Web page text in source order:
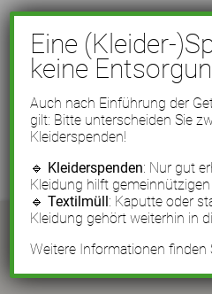
Eine (Kleider-
keine
Auch nach Einführung der
gilt: Bitte unterscheiden Sie
Kleiderspenden!
🔹 Kleiderspenden: Nur gut
Kleidung hilft
🔹Textilmüll: Kaputte oder
Kleidung gehört weiterhin in
Weitere Informationen finden